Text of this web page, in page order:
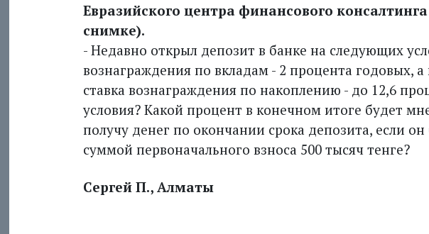
Евразийского центра финансового
снимке).
- Недавно открыл депозит в банке на следующих
вознаграждения по вкладам - 2 процента годовых,
ставка вознаграждения по накоплению - до 12,6
условия? Какой процент в конечном итоге будет
получу денег по окончании срока депозита, если
суммой первоначального взноса 500 тысяч тенге?
Сергей П., Алматы